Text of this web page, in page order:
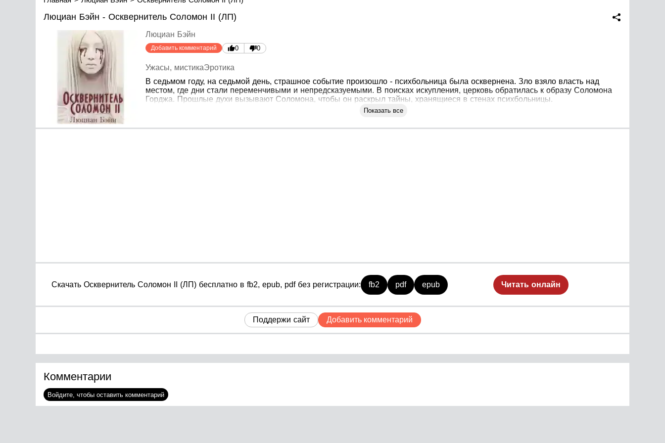
Люциан Бэйн - Осквернитель Соломон II (ЛП)
Люциан Бэйн
Добавить комментарий 0 0
Ужасы, мистикаЭротика
В седьмом году, на седьмой день, страшное событие произошло - психбольница была осквернена. Зло взяло власть над
местом, где дни стали переменчивыми и непредсказуемыми. В поисках искупления, церковь обратилась к образу Соломона
Горджа. Прошлые духи вызывают Соломона, чтобы он раскрыл тайны, хранящиеся в стенах психбольницы.
Показать все
Cкачать Осквернитель Соломон II (ЛП) бесплатно в fb2, epub, pdf без регистрации: fb2 pdf epub Читать онлайн
Поддержи сайт Добавить комментарий
Комментарии
Войдите, чтобы оставить комментарий